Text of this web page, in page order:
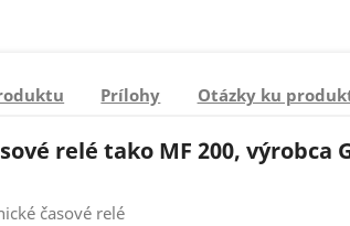
Prílohy Otázky ku
relé tako MF 200, výrobca
časové relé